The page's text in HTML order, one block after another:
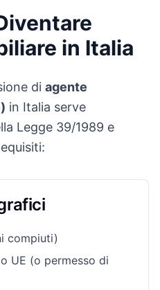
in Italia
di agente
in Italia serve
Legge 39/1989 e
compiuti)
UE (o permesso di